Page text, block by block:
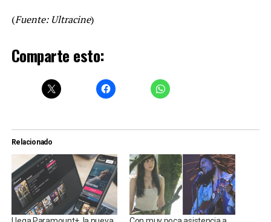
(Fuente: Ultracine)
Comparte esto:
Relacionado